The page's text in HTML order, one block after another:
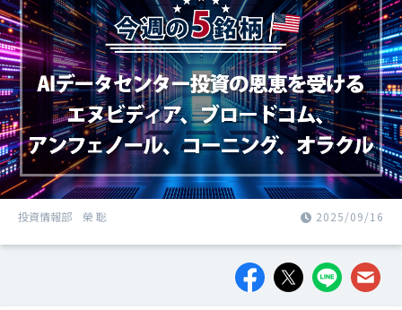
投資情報部 榮 聡 2025/09/16